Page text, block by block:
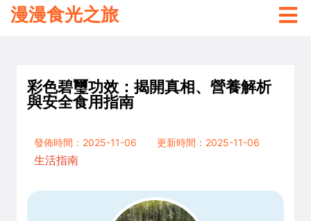
漫漫食光之旅
彩色碧璽功效：揭開真相、營養解析
與安全食用指南
發佈時間：2025-11-06
更新時間：2025-11-06
生活指南